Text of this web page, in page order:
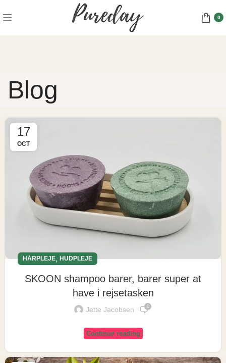
0
Blog
17
OCT
HÅRPLEJE, HUDPLEJE
SKOON shampoo barer, barer super at
have i rejsetasken
Jette Jacobsen 0
Continue reading